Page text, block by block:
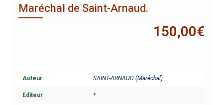
Maréchal de Saint-Arnaud.
150,00€
Auteur SAINT-ARNAUD (Maréchal)
Editeur *